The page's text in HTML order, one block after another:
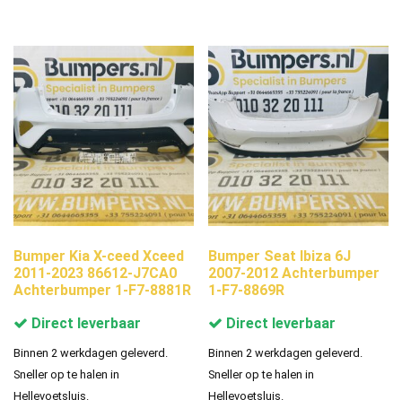
Bumper Kia X-ceed Xceed
2011-2023 86612-J7CA0
Achterbumper 1-F7-8881R
Direct leverbaar
Binnen 2 werkdagen geleverd.
Sneller op te halen in
Hellevoetsluis.
Bumper Seat Ibiza 6J
2007-2012 Achterbumper
1-F7-8869R
Direct leverbaar
Binnen 2 werkdagen geleverd.
Sneller op te halen in
Hellevoetsluis.